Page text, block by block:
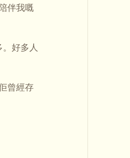
伴我嘅
好多人
曾經存